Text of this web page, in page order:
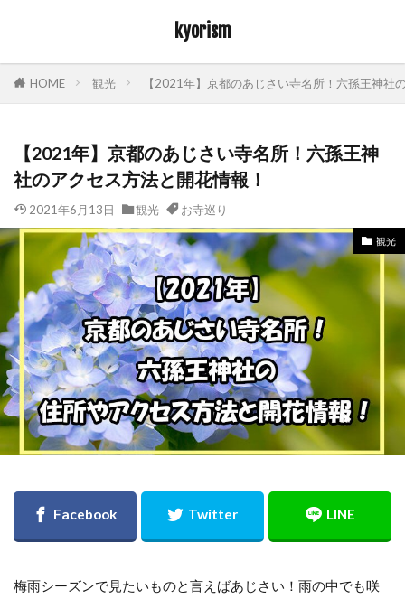
kyorism
HOME 観光 【2021年】京都のあじさい寺名所！六孫王神社
【2021年】京都のあじさい寺名所！六孫王神
社のアクセス方法と開花情報！
2021年6月13日 観光 お寺巡り
観光
梅雨シーズンで見たいものと言えばあじさい！雨の中でも咲